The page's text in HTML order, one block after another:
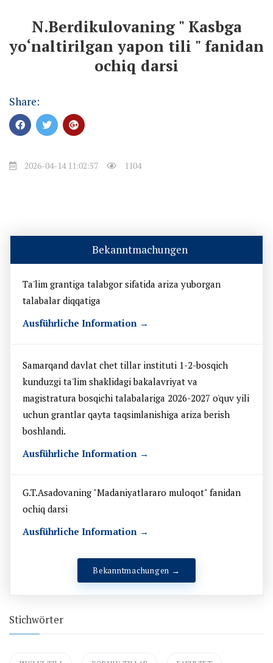
N.Berdikulovaning " Kasbga
yo‘naltirilgan yapon tili " fanidan
ochiq darsi
Share:
2026-04-14 11:02:57 1104
Bekanntmachungen
Ta'lim grantiga talabgor sifatida ariza yuborgan
talabalar diqqatiga
Ausführliche Information →
Samarqand davlat chet tillar instituti 1-2-bosqich
kunduzgi ta'lim shaklidagi bakalavriyat va
magistratura bosqichi talabalariga 2026-2027 o'quv yili
uchun grantlar qayta taqsimlanishiga ariza berish
boshlandi.
Ausführliche Information →
G.T.Asadovaning "Madaniyatlararo muloqot" fanidan
ochiq darsi
Ausführliche Information →
Bekanntmachungen →
Stichwörter